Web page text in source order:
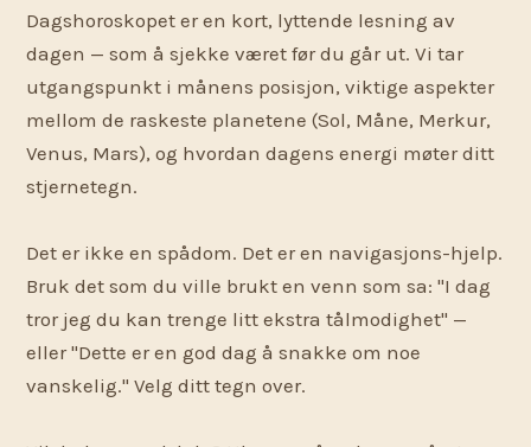
Dagshoroskopet er en kort, lyttende lesning av
dagen — som å sjekke været før du går ut. Vi tar
utgangspunkt i månens posisjon, viktige aspekter
mellom de raskeste planetene (Sol, Måne, Merkur,
Venus, Mars), og hvordan dagens energi møter ditt
stjernetegn.
Det er ikke en spådom. Det er en navigasjons-hjelp.
Bruk det som du ville brukt en venn som sa: "I dag
tror jeg du kan trenge litt ekstra tålmodighet" —
eller "Dette er en god dag å snakke om noe
vanskelig." Velg ditt tegn over.